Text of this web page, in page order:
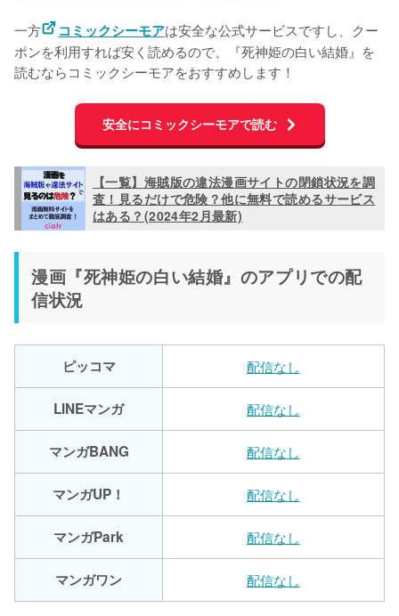
一方 コミックシーモアは安全な公式サービスですし、クー
ポンを利用すれば安く読めるので、『死神姫の白い結婚』を
読むならコミックシーモアをおすすめします！
安全にコミックシーモアで読む
【一覧】海賊版の違法漫画サイトの閉鎖状況を調
査！見るだけで危険？他に無料で読めるサービス
はある？(2024年2月最新)
漫画『死神姫の白い結婚』のアプリでの配
信状況
ピッコマ 配信なし
LINEマンガ 配信なし
マンガBANG 配信なし
マンガUP！ 配信なし
マンガPark 配信なし
マンガワン 配信なし